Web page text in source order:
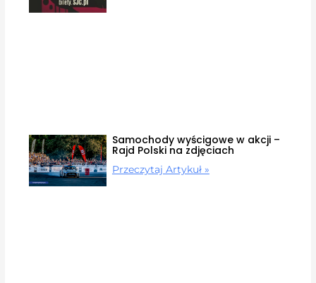
Samochody wyścigowe w akcji –
Rajd Polski na zdjęciach
Przeczytaj Artykuł »